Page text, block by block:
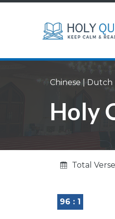
Chinese Dutch
Holy
Total Verse
96 : 1